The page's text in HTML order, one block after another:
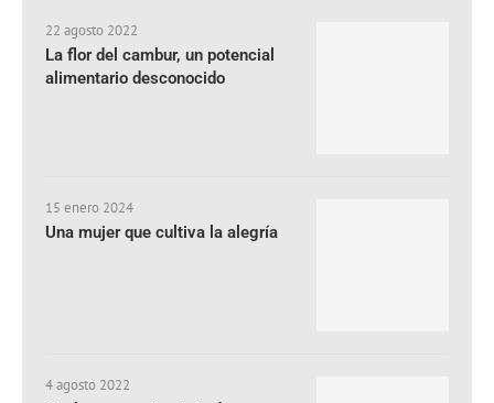
22 agosto 2022
La flor del cambur, un potencial
alimentario desconocido
15 enero 2024
Una mujer que cultiva la alegría
4 agosto 2022